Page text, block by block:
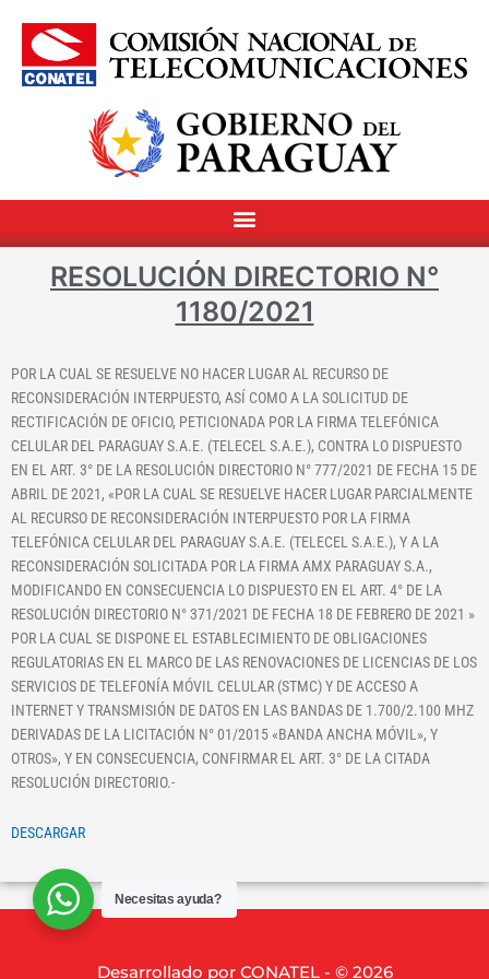
RESOLUCIÓN DIRECTORIO N°
1180/2021
POR LA CUAL SE RESUELVE NO HACER LUGAR AL RECURSO DE
RECONSIDERACIÓN INTERPUESTO, ASÍ COMO A LA SOLICITUD DE
RECTIFICACIÓN DE OFICIO, PETICIONADA POR LA FIRMA TELEFÓNICA
CELULAR DEL PARAGUAY S.A.E. (TELECEL S.A.E.), CONTRA LO DISPUESTO
EN EL ART. 3° DE LA RESOLUCIÓN DIRECTORIO N° 777/2021 DE FECHA 15 DE
ABRIL DE 2021, «POR LA CUAL SE RESUELVE HACER LUGAR PARCIALMENTE
AL RECURSO DE RECONSIDERACIÓN INTERPUESTO POR LA FIRMA
TELEFÓNICA CELULAR DEL PARAGUAY S.A.E. (TELECEL S.A.E.), Y A LA
RECONSIDERACIÓN SOLICITADA POR LA FIRMA AMX PARAGUAY S.A.,
MODIFICANDO EN CONSECUENCIA LO DISPUESTO EN EL ART. 4° DE LA
RESOLUCIÓN DIRECTORIO N° 371/2021 DE FECHA 18 DE FEBRERO DE 2021 »
POR LA CUAL SE DISPONE EL ESTABLECIMIENTO DE OBLIGACIONES
REGULATORIAS EN EL MARCO DE LAS RENOVACIONES DE LICENCIAS DE LOS
SERVICIOS DE TELEFONÍA MÓVIL CELULAR (STMC) Y DE ACCESO A
INTERNET Y TRANSMISIÓN DE DATOS EN LAS BANDAS DE 1.700/2.100 MHZ
DERIVADAS DE LA LICITACIÓN N° 01/2015 «BANDA ANCHA MÓVIL», Y
OTROS», Y EN CONSECUENCIA, CONFIRMAR EL ART. 3° DE LA CITADA
RESOLUCIÓN DIRECTORIO.-
DESCARGAR
Desarrollado por CONATEL - © 2026
Necesitas ayuda?